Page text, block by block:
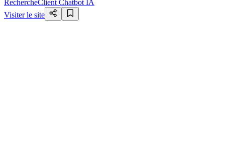
RechercheClient Chatbot IA
Visiter le site